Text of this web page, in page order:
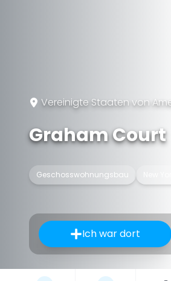
Vereinigte Staaten von
Graham Court
Geschosswohnungsbau
Ich war dort